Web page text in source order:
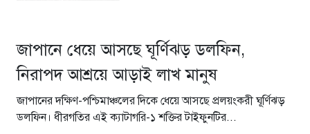
৬ ঘণ্টা আগে
বাঁশখালীতে প্রধানমন্ত্রী, সমুদ্রপাড়ে
জনসমুদ্র
৬ ঘণ্টা আগে
জাপানে ধেয়ে আসছে ঘূর্ণিঝড় ডলফিন,
নিরাপদ আশ্রয়ে আড়াই লাখ মানুষ
জাপানের দক্ষিণ-পশ্চিমাঞ্চলের দিকে ধেয়ে আসছে প্রলয়ংকরী ঘূর্ণিঝড়
ডলফিন। ধীরগতির এই ক্যাটাগরি-১ শক্তির টাইফুনটির...